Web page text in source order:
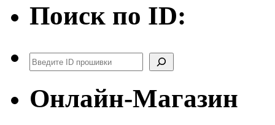
Поиск по ID:
Поиск
Онлайн-Магазин